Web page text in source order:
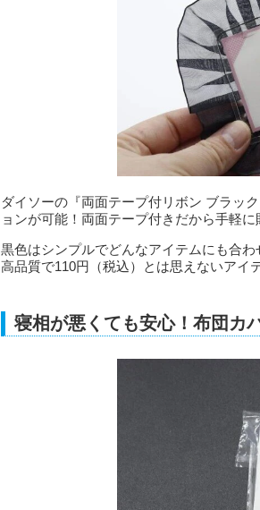
ダイソーの『両面テープ付リボン ブラッ
ョンが可能！両面テープ付きだから手軽
黒色はシンプルでどんなアイテムにも合
高品質で110円（税込）とは思えないアイ
寝相が悪くても安心！布団カ